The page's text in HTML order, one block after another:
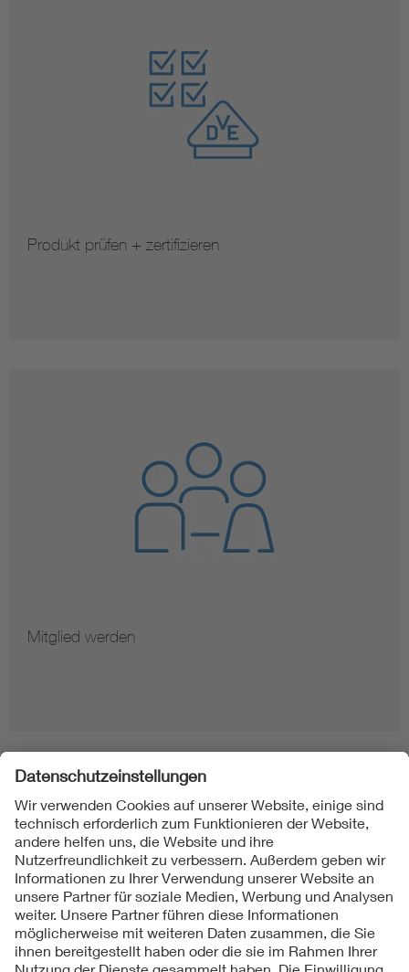
Produkt prüfen + zertifizieren
Mitglied werden
Folgen Sie uns